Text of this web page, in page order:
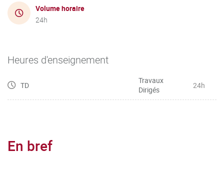
Volume horaire
24h
Heures d'enseignement
TD
Travaux
Dirigés
24h
En bref